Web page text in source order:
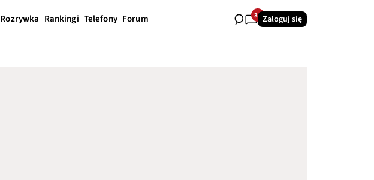
Rozrywka Rankingi Telefony Forum 34Zaloguj się